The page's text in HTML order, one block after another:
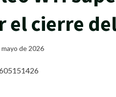
el cierre
mayo de 2026